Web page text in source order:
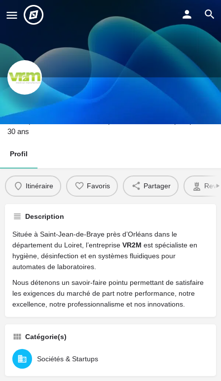
VR2M
30 ans
Profil
Itinéraire Favoris Partager
Description
Située à Saint-Jean-de-Braye près d’Orléans dans le
département du Loiret, l’entreprise VR2M est spécialiste en
hygiène, désinfection et en systèmes fluidiques pour
automates de laboratoires.
Nous détenons un savoir-faire pointu permettant de satisfaire
les exigences du marché de part notre performance, notre
excellence, notre professionnalisme et nos innovations.
Catégorie(s)
Sociétés & Startups